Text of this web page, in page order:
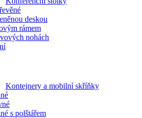
deskou
rámem
nohách
Kontejnery a mobilní skříňky
s polštářem